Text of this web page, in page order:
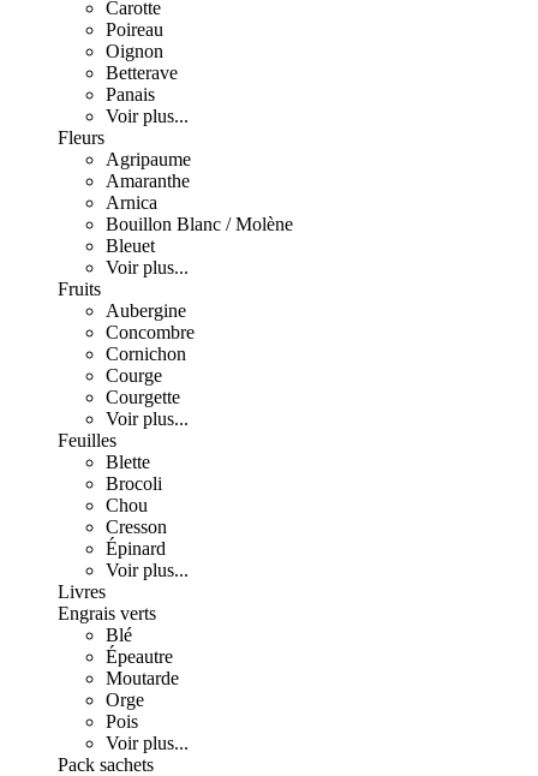
Carotte
Poireau
Oignon
Betterave
Panais
Voir plus...
Fleurs
Agripaume
Amaranthe
Arnica
Bouillon Blanc / Molène
Bleuet
Voir plus...
Fruits
Aubergine
Concombre
Cornichon
Courge
Courgette
Voir plus...
Feuilles
Blette
Brocoli
Chou
Cresson
Épinard
Voir plus...
Livres
Engrais verts
Blé
Épeautre
Moutarde
Orge
Pois
Voir plus...
Pack sachets